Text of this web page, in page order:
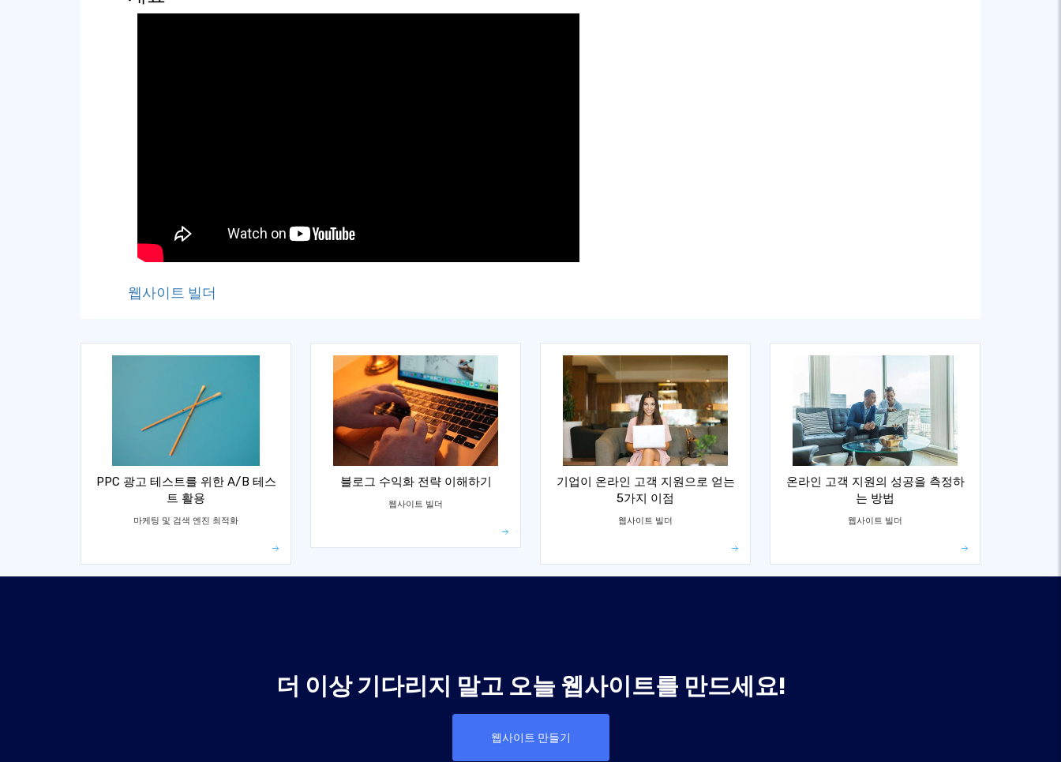
웹사이트 빌더
PPC 광고 테스트를 위한 A/B 테스
트 활용
마케팅 및 검색 엔진 최적화
블로그 수익화 전략 이해하기
웹사이트 빌더
기업이 온라인 고객 지원으로 얻는
5가지 이점
웹사이트 빌더
온라인 고객 지원의 성공을 측정하
는 방법
웹사이트 빌더
더 이상 기다리지 말고 오늘 웹사이트를 만드세요!
웹사이트 만들기